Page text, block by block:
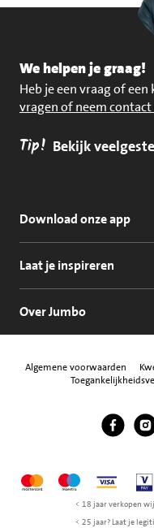
We helpen je graag!
Heb je een vraag of een
vragen of neem
Tip! Bekijk
Download onze app
Laat je inspireren
Over Jumbo
Algemene voorwaarden
Volg ons
Jumbo
MastercardMaestroVisa Vpay
< 18 jaar verkopen
< 25 jaar? Laat je